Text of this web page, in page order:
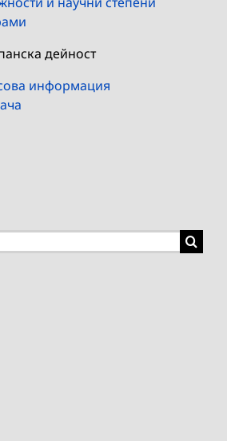
дейност
информация